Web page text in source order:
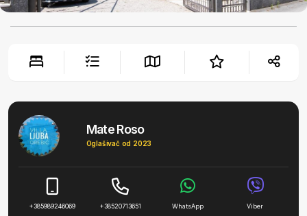
Mate Roso
Oglašivač od 2023
+385989246069 +38520713651 WhatsApp Viber